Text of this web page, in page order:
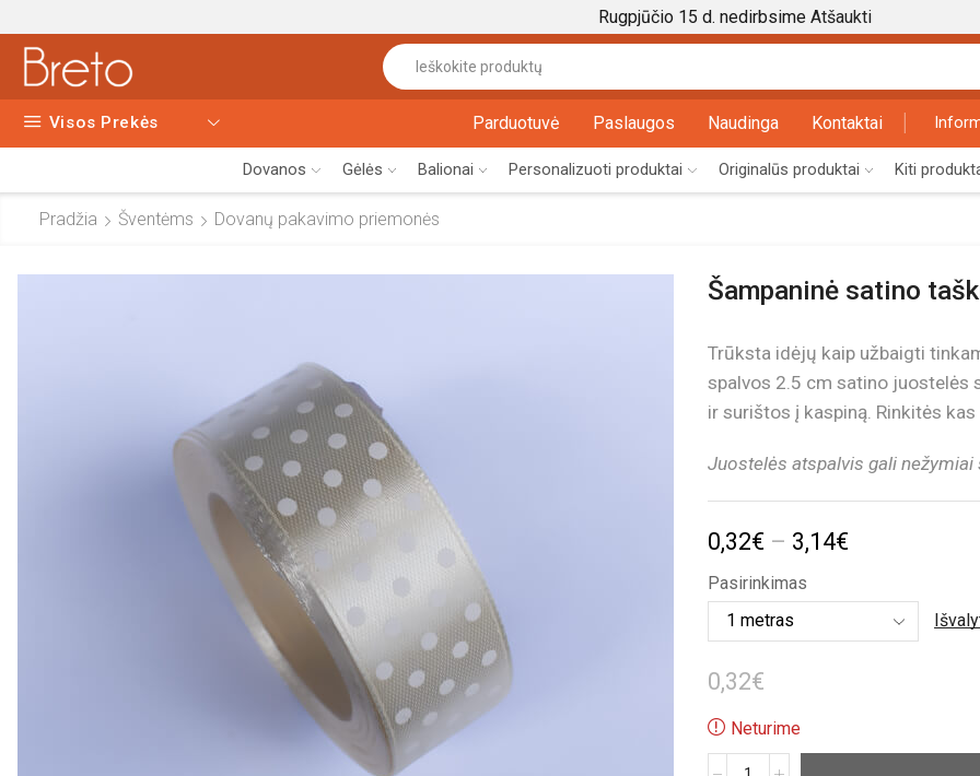
Rugpjūčio 15 d. nedirbsime Atšaukti
input
Visos Prekės Parduotuvė Paslaugos Naudinga Kontaktai
Dovanos Gėlės Balionai Personalizuoti produktai Originalūs produktai Kiti
Pradžia Šventėms Dovanų pakavimo priemonės
Šampaninė satino
Trūksta idėjų kaip užbaigti
spalvos 2.5 cm satino juostelės
ir surištos į kaspiną. Rinkitės
Juostelės atspalvis gali
0,32€ – 3,14€Price
0,32€
Pasirinkimas
0,32€
Neturime
produkto